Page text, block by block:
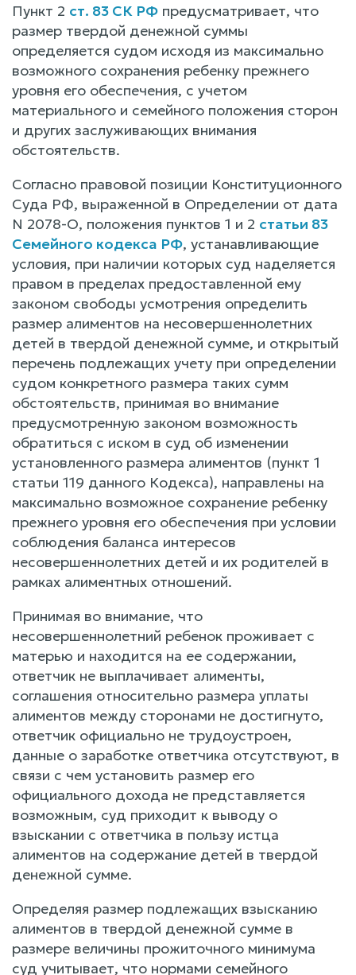
Пункт 2 ст. 83 СК РФ предусматривает, что
размер твердой денежной суммы
определяется судом исходя из максимально
возможного сохранения ребенку прежнего
уровня его обеспечения, с учетом
материального и семейного положения сторон
и других заслуживающих внимания
обстоятельств.
Согласно правовой позиции Конституционного
Суда РФ, выраженной в Определении от дата
N 2078-О, положения пунктов 1 и 2 статьи 83
Семейного кодекса РФ, устанавливающие
условия, при наличии которых суд наделяется
правом в пределах предоставленной ему
законом свободы усмотрения определить
размер алиментов на несовершеннолетних
детей в твердой денежной сумме, и открытый
перечень подлежащих учету при определении
судом конкретного размера таких сумм
обстоятельств, принимая во внимание
предусмотренную законом возможность
обратиться с иском в суд об изменении
установленного размера алиментов (пункт 1
статьи 119 данного Кодекса), направлены на
максимально возможное сохранение ребенку
прежнего уровня его обеспечения при условии
соблюдения баланса интересов
несовершеннолетних детей и их родителей в
рамках алиментных отношений.
Принимая во внимание, что
несовершеннолетний ребенок проживает с
матерью и находится на ее содержании,
ответчик не выплачивает алименты,
соглашения относительно размера уплаты
алиментов между сторонами не достигнуто,
ответчик официально не трудоустроен,
данные о заработке ответчика отсутствуют, в
связи с чем установить размер его
официального дохода не представляется
возможным, суд приходит к выводу о
взыскании с ответчика в пользу истца
алиментов на содержание детей в твердой
денежной сумме.
Определяя размер подлежащих взысканию
алиментов в твердой денежной сумме в
размере величины прожиточного минимума
суд учитывает, что нормами семейного